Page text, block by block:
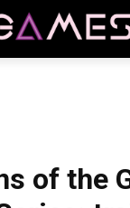
of the